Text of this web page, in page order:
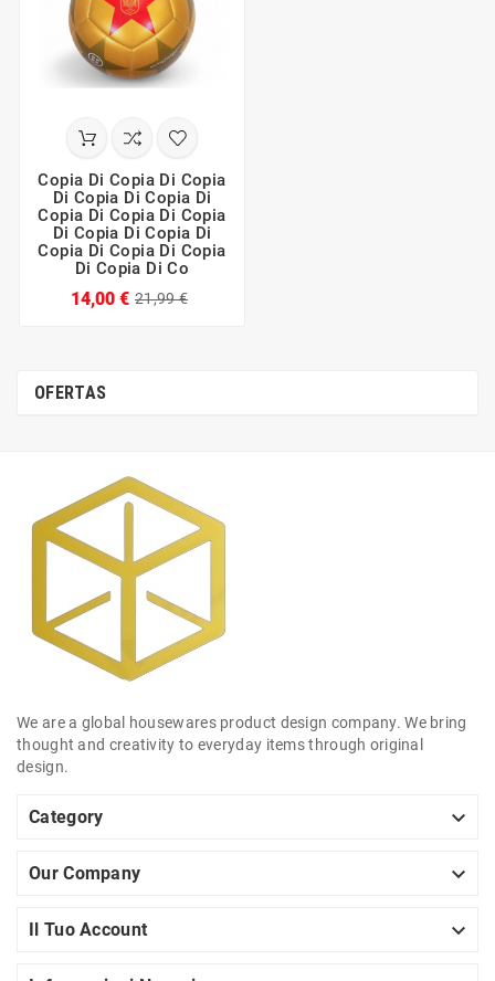
Copia Di Copia Di Copia
Di Copia Di Copia Di
Copia Di Copia Di Copia
Di Copia Di Copia Di
Copia Di Copia Di Copia
Di Copia Di Co
14,00 € 21,99 €
OFERTAS
We are a global housewares product design company. We bring
thought and creativity to everyday items through original
design.
Category 
Our Company 
Il Tuo Account 